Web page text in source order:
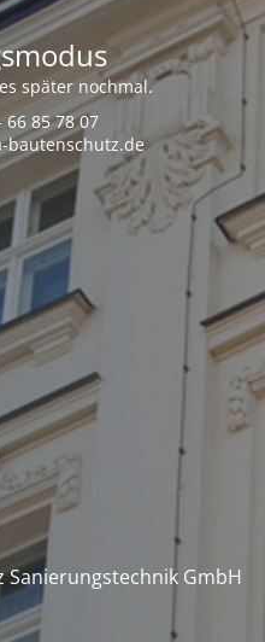
später nochmal.
66 85 78 07
bautenschutz.de
GmbH